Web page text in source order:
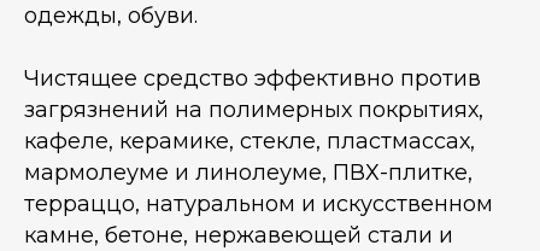
одежды, обуви.
Чистящее средство эффективно против
загрязнений на полимерных покрытиях,
кафеле, керамике, стекле, пластмассах,
мармолеуме и линолеуме, ПВХ-плитке,
терраццо, натуральном и искусственном
камне, бетоне, нержавеющей стали и